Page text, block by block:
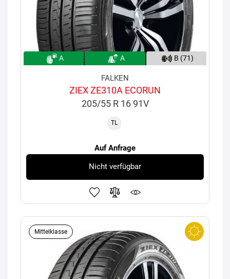
A A B (71)
FALKEN
ZIEX ZE310A ECORUN
205/55 R 16 91V
TL
Auf Anfrage
Nicht verfügbar
Mittelklasse